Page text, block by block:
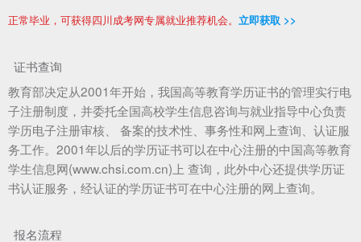
正常毕业，可获得四川成考网专属就业推荐机会。 立即获取 >>
证书查询
教育部决定从2001年开始，我国高等教育学历证书的管理实行电
子注册制度，并委托全国高校学生信息咨询与就业指导中心负责
学历电子注册审核、 备案的技术性、事务性和网上查询、认证服
务工作。2001年以后的学历证书可以在中心注册的中国高等教育
学生信息网(www.chsi.com.cn)上 查询，此外中心还提供学历证
书认证服务，经认证的学历证书可在中心注册的网上查询。
报名流程